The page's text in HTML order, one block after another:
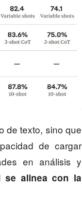
de texto, sino que
de cargar
en análisis y
se alinea con la